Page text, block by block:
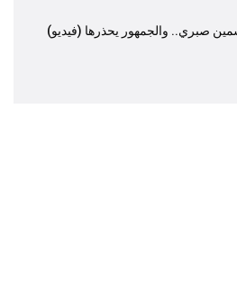
صبري.. والجمهور يحذرها (فيديو)